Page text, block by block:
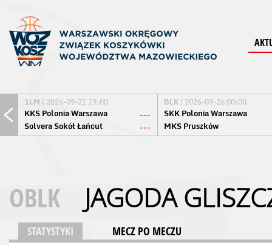
1LM | 2026-09-21 19:00
KKS Polonia Warszawa
---
Solvera Sokół Łańcut
---
BLK | 2026-09-26 00:00
SKK Polonia Warszawa
MKS Pruszków
OBLK JAGODA
STATYSTYKI MECZ PO MECZU